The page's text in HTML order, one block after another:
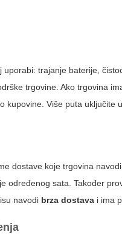
trajanje baterije,
trgovine. Ako trgovina
kupovine. Više puta
dostave koje trgovina
određenog sata. Također
navodi brza dostava i ima